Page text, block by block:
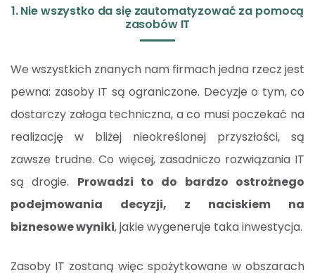
1. Nie wszystko da się zautomatyzować za pomocą
zasobów IT
We wszystkich znanych nam firmach jedna rzecz jest
pewna: zasoby IT są ograniczone. Decyzje o tym, co
dostarczy załoga techniczna, a co musi poczekać na
realizację w bliżej nieokreślonej przyszłości, są
zawsze trudne. Co więcej, zasadniczo rozwiązania IT
są drogie. Prowadzi to do bardzo ostrożnego
podejmowania decyzji, z naciskiem na
biznesowe wyniki, jakie wygeneruje taka inwestycja.
Zasoby IT zostaną więc spożytkowane w obszarach